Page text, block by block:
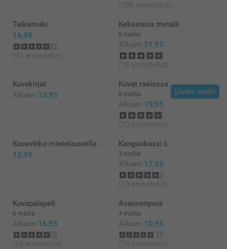
(388 arvostelut)
Taikamuki
16,95
(32 arvostelut)
Keksirasia metalli
6 mallia
Alkaen 21,95
(18 arvostelut)
Kuvakirjat
Alkaen 10,95 Uudet mallit
Kuvat rasiassa
8 mallia
Alkaen 19,95
(20 arvostelut)
Kuvavihko mietelauseilla
13,95
Kangaskassi L
3 mallia
Alkaen 17,95
(10 arvostelut)
Kuvapalapeli
6 mallia
Alkaen 16,95
(68 arvostelut)
Avaimenperä
4 mallia
Alkaen 10,95
(74 arvostelut)